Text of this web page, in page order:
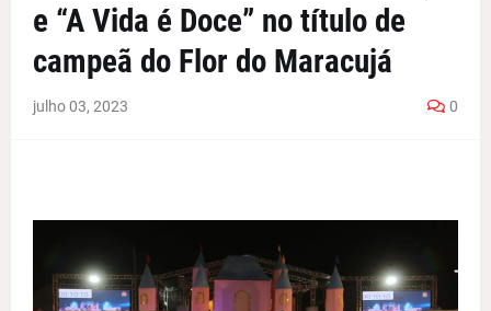
e “A Vida é Doce” no título de
campeã do Flor do Maracujá
julho 03, 2023 0